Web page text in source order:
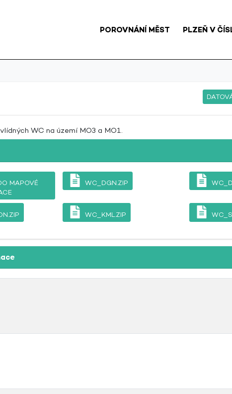
POROVNÁNÍ MĚST PLZEŇ V
WC na území MO3 a MO1.
MAPOVÉ
WC_DGN.ZIP
WC_KML.ZIP